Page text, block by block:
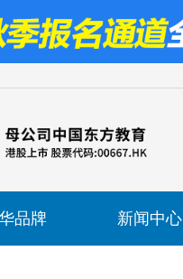
品牌 新闻中心